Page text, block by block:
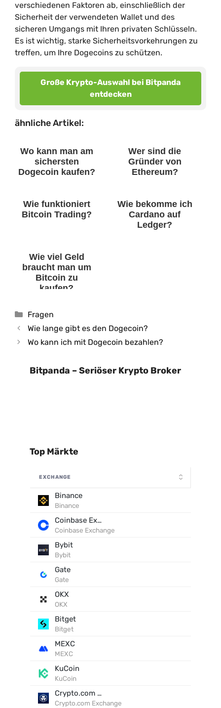
verschiedenen Faktoren ab, einschließlich der
Sicherheit der verwendeten Wallet und des
sicheren Umgangs mit Ihren privaten Schlüsseln.
Es ist wichtig, starke Sicherheitsvorkehrungen zu
treffen, um Ihre Dogecoins zu schützen.
Große Krypto-Auswahl bei Bitpanda
entdecken
ähnliche Artikel:
Wo kann man am
sichersten
Dogecoin kaufen?
Wer sind die
Gründer von
Ethereum?
Wie funktioniert
Bitcoin Trading?
Wie bekomme ich
Cardano auf
Ledger?
Wie viel Geld
braucht man um
Bitcoin zu
kaufen?
Kategorien
Fragen
Wie lange gibt es den Dogecoin?
Wo kann ich mit Dogecoin bezahlen?
Bitpanda – Seriöser Krypto Broker
Top Märkte
EXCHANGE
Binance
Binance
Coinbase Exchange
Coinbase Exchange
Bybit
Bybit
Gate
Gate
OKX
OKX
Bitget
Bitget
MEXC
MEXC
KuCoin
KuCoin
Crypto.com Exchange
Crypto.com Exchange